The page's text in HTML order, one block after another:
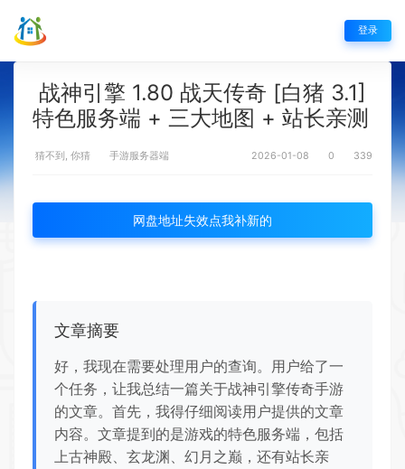
登录
战神引擎 1.80 战天传奇 [白猪 3.1]
特色服务端 + 三大地图 + 站长亲测
猜不到, 你猜 手游服务器端 2026-01-08 0 339
网盘地址失效点我补新的
文章摘要
好，我现在需要处理用户的查询。用户给了一
个任务，让我总结一篇关于战神引擎传奇手游
的文章。首先，我得仔细阅读用户提供的文章
内容。文章提到的是游戏的特色服务端，包括
上古神殿、玄龙渊、幻月之巅，还有站长亲